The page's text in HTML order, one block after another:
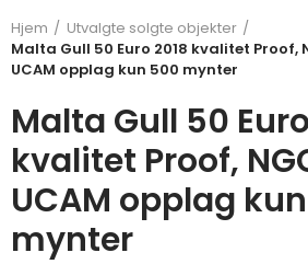
Hjem
Utvalgte solgte objekter
Malta Gull 50 Euro 2018 kvalitet Proof,
UCAM opplag kun 500 mynter
Malta Gull 50
kvalitet Proof,
UCAM opplag
mynter